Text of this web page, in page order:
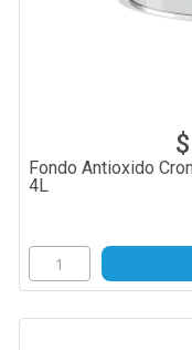
Fondo Antioxido
4L